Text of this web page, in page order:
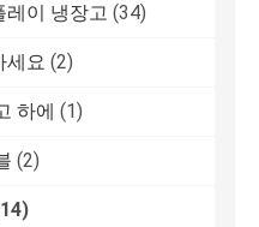
레이 냉장고 (34)
세요 (2)
하에 (1)
(2)